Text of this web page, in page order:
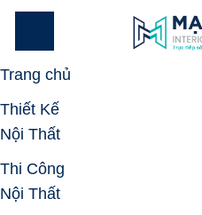
Skip
Trang chủ
Thiết Kế
Nội Thất
Thi Công
Nội Thất